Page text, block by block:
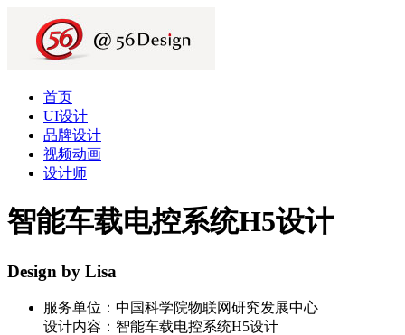
首页
UI设计
品牌设计
视频动画
设计师
智能车载电控系统H5设计
Design by Lisa
服务单位：中国科学院物联网研究发展中心
设计内容：智能车载电控系统H5设计